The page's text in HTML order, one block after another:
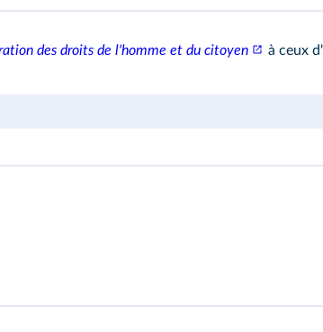
des droits de l'homme et du citoyen
à ceux